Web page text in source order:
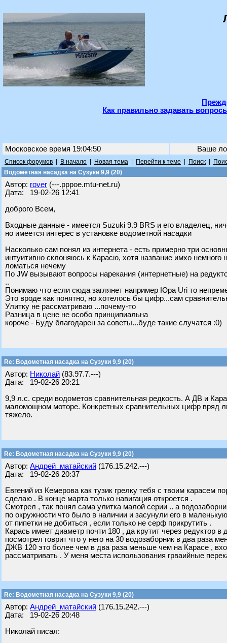
Как правильно задавать
Московское время 19:04:50 Ваше
Список форумов В начало Новая тема Перейти к теме Поиск
Водометная насадка на Сузуки 9,9 (20)
Автор: rover (---.pppoe.mtu-net.ru)
Дата: 19-02-26 12:41
доброго Всем,
Входные данные - имеется Suzuki 9.9 BRS и его владелец,
но имеется интерес в установке водометной насадки
Насколько сам понял из интернета - есть примерно три
интуитивно склоняюсь к Карасю, хотя название имхо немного
ломаться нечему
По JW вызывают вопросы нарекания (интернетные) на
..
Понимаю что если сюда заглянет например Юра Uri то
Это вроде как понятно, но хотелось бы цифр...сам
Улитку не рассматриваю ...почему-то
Разница в цене не особо принципиальна
короче - Буду благодарен за советы...буде такие случатся :0)
Re: Водометная насадка на Сузуки 9,9 (20)
Автор: Николай (83.97.7.---)
Дата: 19-02-26 20:21
9,9 л.с. среди водометов сравнительная редкость. А ДВ и
маломощном моторе. Конкретных сравнительных цифр вряд
тяжело.
Re: Водометная насадка на Сузуки 9,9 (20)
Автор: Андрей_матайский (176.15.242.---)
Дата: 19-02-26 20:37
Евгений из Кемерова как тузик грелку тебя с твоим
сделаю . В конце марта только навигация откроется .
Смотрел , так понял сама улитка малой серии .. а
по окружности что было в наличии и засунули его в
от пипетки не добиться , если только не серф прикрутить .
Карась имеет диаметр почти 180 , да крутит через редуктор
посмотрел говрит что у него на 30 водозаборник в два раза
ДЖВ 120 это более чем в два раза меньше чем на Карасе ,
рассматривать . У меня места использования грваийные
Re: Водометная насадка на Сузуки 9,9 (20)
Автор: Андрей_матайский (176.15.242.---)
Дата: 19-02-26 20:48
Николай писал: